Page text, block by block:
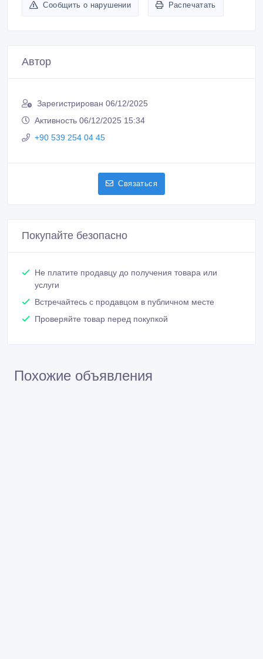
Сообщить о нарушении Распечатать
Автор
Зарегистрирован 06/12/2025
Активность 06/12/2025 15:34
+90 539 254 04 45
Связаться
Покупайте безопасно
Не платите продавцу до получения товара или
услуги
Встречайтесь с продавцом в публичном месте
Проверяйте товар перед покупкой
Похожие объявления